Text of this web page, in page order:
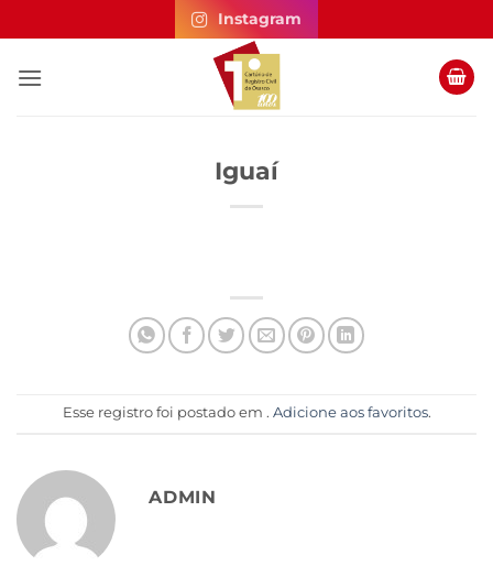
to
content
Instagram
Iguaí
Esse registro foi postado em . Adicione aos favoritos.
ADMIN